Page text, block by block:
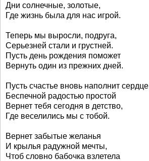
Дни солнечные, золотые,
Где жизнь была для нас игрой.
Теперь мы выросли, подруга,
Серьезней стали и грустней.
Пусть день рождения поможет
Вернуть один из прежних дней.
Пусть счастье вновь наполнит сердце
Беспечной радостью простой
Вернет тебя сегодня в детство,
Где веселились мы с тобой.
Вернет забытые желанья
И крылья радужной мечты,
Чтоб словно бабочка взлетела